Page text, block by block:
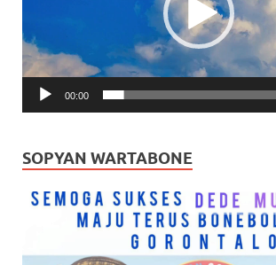
00:00
SOPYAN WARTABONE